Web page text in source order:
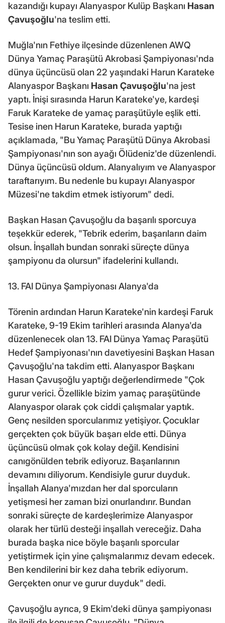
kazandığı kupayı Alanyaspor Kulüp Başkanı Hasan
Çavuşoğlu'na teslim etti.
Muğla'nın Fethiye ilçesinde düzenlenen AWQ
Dünya Yamaç Paraşütü Akrobasi Şampiyonası'nda
dünya üçüncüsü olan 22 yaşındaki Harun Karateke
Alanyaspor Başkanı Hasan Çavuşoğlu'na jest
yaptı. İnişi sırasında Harun Karateke'ye, kardeşi
Faruk Karateke de yamaç paraşütüyle eşlik etti.
Tesise inen Harun Karateke, burada yaptığı
açıklamada, "Bu Yamaç Paraşütü Dünya Akrobasi
Şampiyonası'nın son ayağı Ölüdeniz'de düzenlendi.
Dünya üçüncüsü oldum. Alanyalıyım ve Alanyaspor
taraftarıyım. Bu nedenle bu kupayı Alanyaspor
Müzesi'ne takdim etmek istiyorum" dedi.
Başkan Hasan Çavuşoğlu da başarılı sporcuya
teşekkür ederek, "Tebrik ederim, başarıların daim
olsun. İnşallah bundan sonraki süreçte dünya
şampiyonu da olursun" ifadelerini kullandı.
13. FAI Dünya Şampiyonası Alanya'da
Törenin ardından Harun Karateke'nin kardeşi Faruk
Karateke, 9-19 Ekim tarihleri arasında Alanya'da
düzenlenecek olan 13. FAI Dünya Yamaç Paraşütü
Hedef Şampiyonası'nın davetiyesini Başkan Hasan
Çavuşoğlu'na takdim etti. Alanyaspor Başkanı
Hasan Çavuşoğlu yaptığı değerlendirmede "Çok
gurur verici. Özellikle bizim yamaç paraşütünde
Alanyaspor olarak çok ciddi çalışmalar yaptık.
Genç nesilden sporcularımız yetişiyor. Çocuklar
gerçekten çok büyük başarı elde etti. Dünya
üçüncüsü olmak çok kolay değil. Kendisini
canıgönülden tebrik ediyoruz. Başarılarının
devamını diliyorum. Kendisiyle gurur duyduk.
İnşallah Alanya'mızdan her dal sporcuların
yetişmesi her zaman bizi onurlandırır. Bundan
sonraki süreçte de kardeşlerimize Alanyaspor
olarak her türlü desteği inşallah vereceğiz. Daha
burada başka nice böyle başarılı sporcular
yetiştirmek için yine çalışmalarımız devam edecek.
Ben kendilerini bir kez daha tebrik ediyorum.
Gerçekten onur ve gurur duyduk" dedi.
Çavuşoğlu ayrıca, 9 Ekim'deki dünya şampiyonası